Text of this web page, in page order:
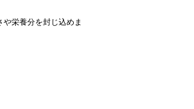
栄養分を封じ込めま